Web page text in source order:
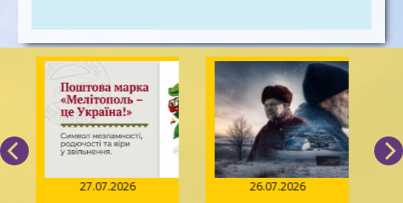
27.07.2026
26.07.2026